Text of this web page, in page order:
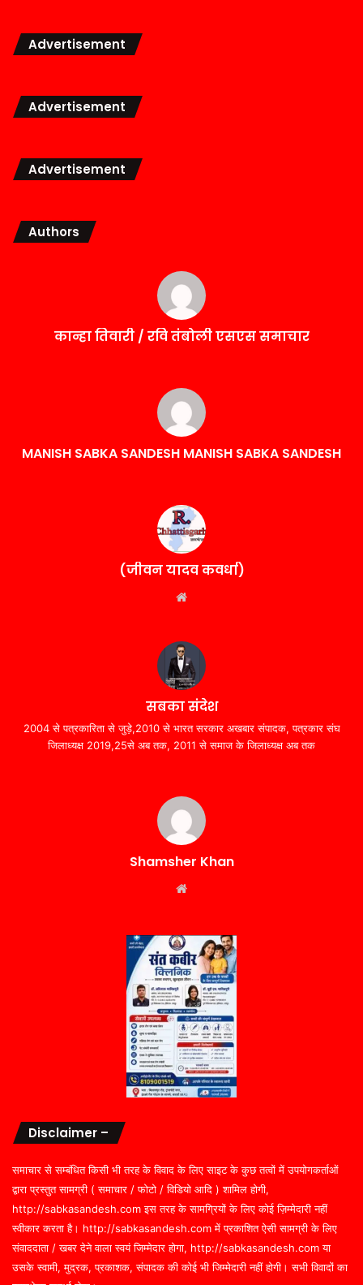
Advertisement
Advertisement
Advertisement
Authors
कान्हा तिवारी / रवि तंबोली एसएस समाचार
MANISH SABKA SANDESH MANISH SABKA SANDESH
(जीवन यादव कवर्धा)
सबका संदेश
2004 से पत्रकारिता से जुड़े,2010 से भारत सरकार अखबार संपादक, पत्रकार संघ
जिलाध्यक्ष 2019,25से अब तक, 2011 से समाज के जिलाध्यक्ष अब तक
Shamsher Khan
Disclaimer –
समाचार से सम्बंधित किसी भी तरह के विवाद के लिए साइट के कुछ तत्वों में उपयोगकर्ताओं
द्वारा प्रस्तुत सामग्री ( समाचार / फोटो / विडियो आदि ) शामिल होगी,
http://sabkasandesh.com इस तरह के सामग्रियों के लिए कोई ज़िम्मेदारी नहीं
स्वीकार करता है। http://sabkasandesh.com में प्रकाशित ऐसी सामग्री के लिए
संवाददाता / खबर देने वाला स्वयं जिम्मेदार होगा, http://sabkasandesh.com या
उसके स्वामी, मुद्रक, प्रकाशक, संपादक की कोई भी जिम्मेदारी नहीं होगी। सभी विवादों का